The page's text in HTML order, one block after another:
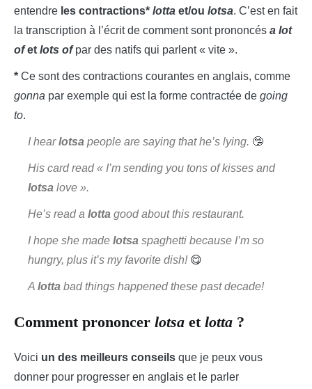
entendre les contractions* lotta et/ou lotsa. C’est en fait
la transcription à l’écrit de comment sont prononcés a lot
ofet lots ofpar des natifs qui parlent « vite ».
* Ce sont des contractions courantes en anglais, comme
gonna par exemple qui est la forme contractée de going
to.
I hearlotsa people are saying that he’s lying. 🤥
His card read « I’m sending you tons of kisses and
lotsa love ».
He’s read a lotta good about this restaurant.
I hope she made lotsa spaghetti because I’m so
hungry, plus it’s my favorite dish!😋
A lotta bad things happened these past decade!
Comment prononcer lotsa et lotta ?
Voici un des meilleurs conseils que je peux vous
donner pour progresser en anglais et le parler